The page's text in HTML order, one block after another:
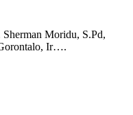
Moridu, S.Pd,
Ir….